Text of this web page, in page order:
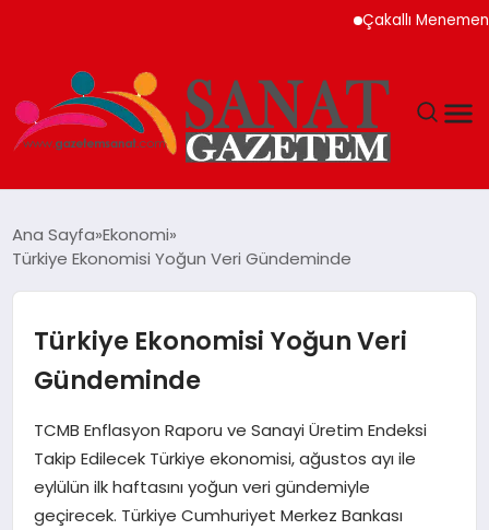
Çakallı Menemeni
TEKNOLOJI
SIYASET
SPOR
YAŞAM
EKONOMI
Ana Sayfa Ekonomi
Türkiye Ekonomisi Yoğun Veri Gündeminde
Türkiye Ekonomisi Yoğun Veri
Gündeminde
TCMB Enflasyon Raporu ve Sanayi Üretim Endeksi
Takip Edilecek Türkiye ekonomisi, ağustos ayı ile
eylülün ilk haftasını yoğun veri gündemiyle
geçirecek. Türkiye Cumhuriyet Merkez Bankası